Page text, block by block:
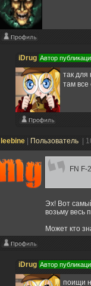
iDrug Автор
так для
там все
leebine Пользователь |
FN F-
Эх! Вот
возьму весь
Может кто
iDrug Автор
поищи